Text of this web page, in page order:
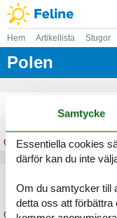
Hem Artikellista Stugor
Polen
OmPommern
OmWarszawa
Samtycke
Essentiella cookies
därför kan du inte
Om du samtycker till
detta oss att